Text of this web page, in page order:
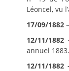
Léoncel, vu
17/09/1882
12/11/1882
annuel 1883.
12/11/1882